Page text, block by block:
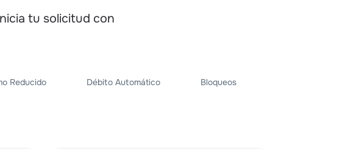
tu solicitud con
Reducido Débito Automático Bloqueos